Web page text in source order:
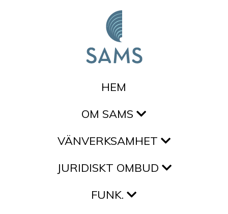
HEM
OM SAMS
VÄNVERKSAMHET
JURIDISKT OMBUD
FUNK.